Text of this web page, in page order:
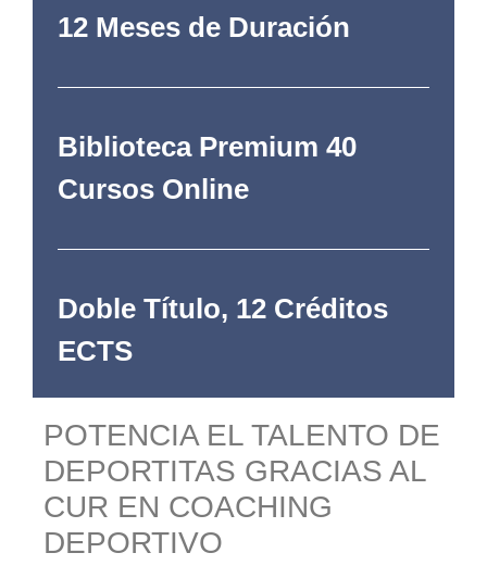
12 Meses de Duración
Biblioteca Premium 40
Cursos Online
Doble Título, 12 Créditos
ECTS
POTENCIA EL TALENTO DE
DEPORTITAS GRACIAS AL
CUR EN COACHING
DEPORTIVO